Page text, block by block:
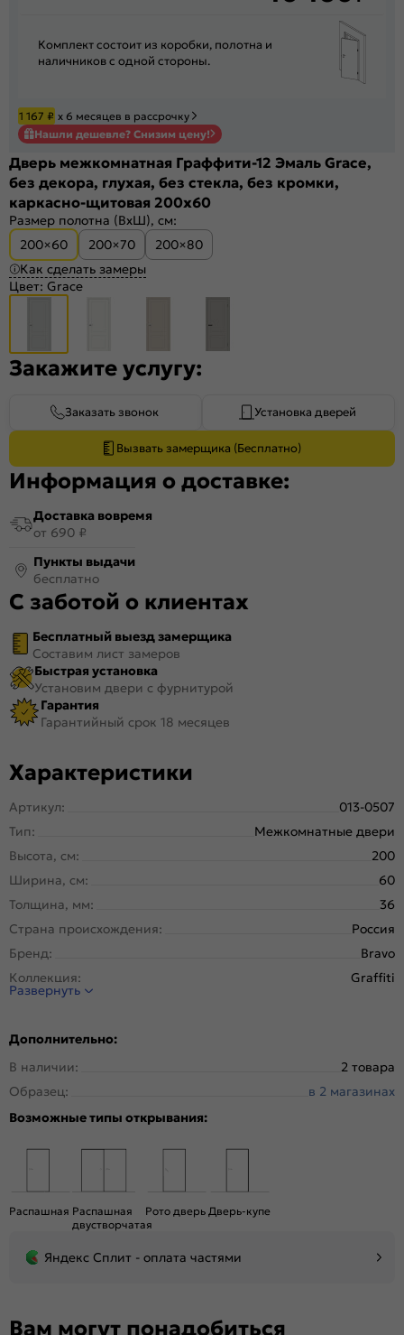
Комплект состоит из коробки, полотна и
наличников с одной стороны.
1 167 ₽ х 6 месяцев в рассрочку
Нашли дешевле? Снизим цену!
Дверь межкомнатная Граффити-12 Эмаль Grace,
без декора, глухая, без стекла, без кромки,
каркасно-щитовая 200x60
Размер полотна (ВхШ), см:
200×60
200×70
200×80
Как сделать замеры
Цвет: Grace
Закажите услугу:
Заказать звонок Установка дверей
Вызвать замерщика (Бесплатно)
Информация о доставке:
Доставка вовремя
от 690 ₽
Пункты выдачи
бесплатно
С заботой о клиентах
Бесплатный выезд замерщика
Составим лист замеров
Быстрая установка
Установим двери с фурнитурой
Гарантия
Гарантийный срок 18 месяцев
Характеристики
Артикул:
013-0507
Тип:
Межкомнатные двери
Высота, см:
200
Ширина, см:
60
Толщина, мм:
36
Страна происхождения:
Россия
Бренд:
Bravo
Коллекция:
Graffiti
Стиль:
Система открывания:
Конструкция двери:
Каркасно-щитовая
Цвет:
Grace
Общий цвет:
Стекло:
Вес, кг:
Тип коробки:
Тип погонажных изделий:
Возможность покраски:
Развернуть
Дополнительно:
В наличии:
2 товара
Образец:
в 2 магазинах
Возможные типы открывания:
Распашная Распашная
двустворчатая
Рото дверь Дверь-купе
Яндекс Сплит - оплата частями
Вам могут понадобиться